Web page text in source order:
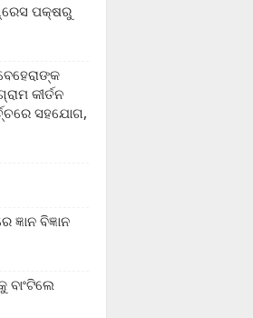
ପକ୍ଷରୁ
କୀର୍ତନ
ସହଯୋଗ,
ବିଜ୍ଞାନ
ବାଂଟିଲେ